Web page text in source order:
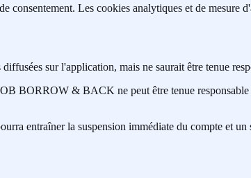
Les cookies analytiques et de mesure
sur l'application, mais ne saurait être tenue
BORROW & BACK ne peut être tenue responsable
entraîner la suspension immédiate du compte et un